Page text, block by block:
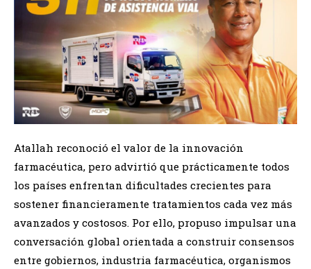
Atallah reconoció el valor de la innovación
farmacéutica, pero advirtió que prácticamente todos
los países enfrentan dificultades crecientes para
sostener financieramente tratamientos cada vez más
avanzados y costosos. Por ello, propuso impulsar una
conversación global orientada a construir consensos
entre gobiernos, industria farmacéutica, organismos